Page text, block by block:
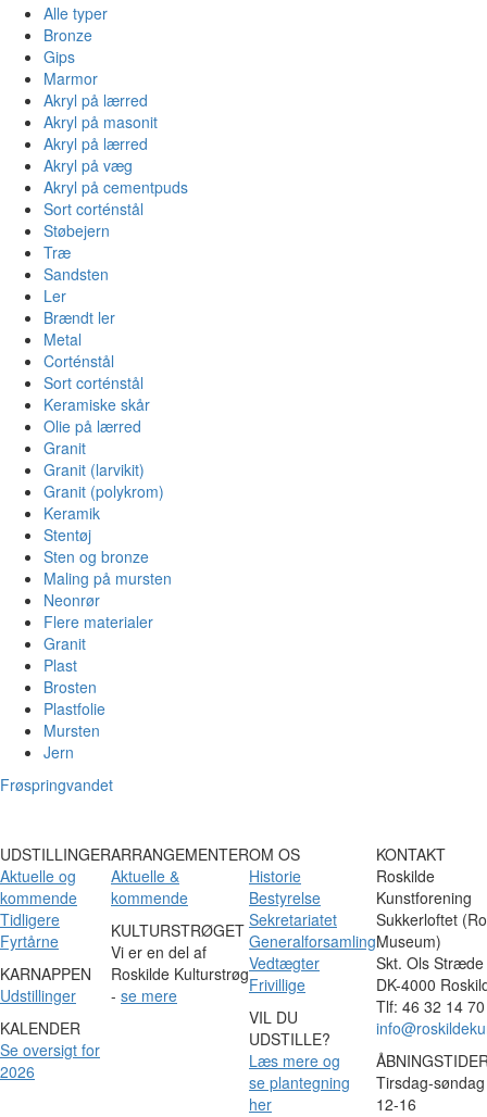
Alle typer
Bronze
Gips
Marmor
Akryl på lærred
Akryl på masonit
Akryl på lærred
Akryl på væg
Akryl på cementpuds
Sort corténstål
Støbejern
Træ
Sandsten
Ler
Brændt ler
Metal
Corténstål
Sort corténstål
Keramiske skår
Olie på lærred
Granit
Granit (larvikit)
Granit (polykrom)
Keramik
Stentøj
Sten og bronze
Maling på mursten
Neonrør
Flere materialer
Granit
Plast
Brosten
Plastfolie
Mursten
Jern
Frøspringvandet
UDSTILLINGER
Aktuelle og
kommende
Tidligere
Fyrtårne
KARNAPPEN
Udstillinger
KALENDER
Se oversigt for
2026
ARRANGEMENTER
Aktuelle &
kommende
KULTURSTRØGET
Vi er en del af
Roskilde Kulturstrøg
- se mere
OM OS
Historie
Bestyrelse
Sekretariatet
Generalforsamling
Vedtægter
Frivillige
VIL DU
UDSTILLE?
Læs mere og
se plantegning
her
KONTAKT
Roskilde
Kunstforening
Sukkerloftet
Museum)
Skt. Ols
DK-4000
Tlf: 46 32 14 70
Tirsdag-
12-16